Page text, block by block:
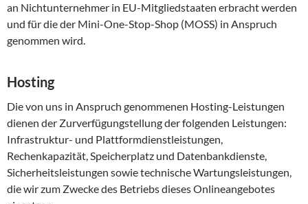
an Nichtunternehmer in EU-Mitgliedstaaten erbracht werden
und für die der Mini-One-Stop-Shop (MOSS) in Anspruch
genommen wird.
Hosting
Die von uns in Anspruch genommenen Hosting-Leistungen
dienen der Zurverfügungstellung der folgenden Leistungen:
Infrastruktur- und Plattformdienstleistungen,
Rechenkapazität, Speicherplatz und Datenbankdienste,
Sicherheitsleistungen sowie technische Wartungsleistungen,
die wir zum Zwecke des Betriebs dieses Onlineangebotes